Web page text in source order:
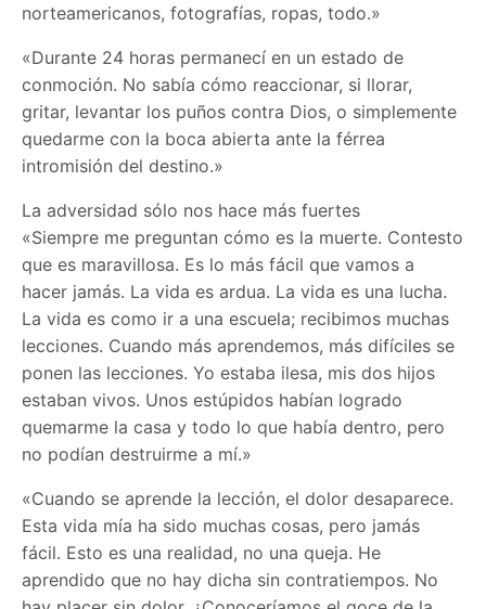
norteamericanos, fotografías, ropas, todo.»
«Durante 24 horas permanecí en un estado de
conmoción. No sabía cómo reaccionar, si llorar,
gritar, levantar los puños contra Dios, o simplemente
quedarme con la boca abierta ante la férrea
intromisión del destino.»
La adversidad sólo nos hace más fuertes
«Siempre me preguntan cómo es la muerte. Contesto
que es maravillosa. Es lo más fácil que vamos a
hacer jamás. La vida es ardua. La vida es una lucha.
La vida es como ir a una escuela; recibimos muchas
lecciones. Cuando más aprendemos, más difíciles se
ponen las lecciones. Yo estaba ilesa, mis dos hijos
estaban vivos. Unos estúpidos habían logrado
quemarme la casa y todo lo que había dentro, pero
no podían destruirme a mí.»
«Cuando se aprende la lección, el dolor desaparece.
Esta vida mía ha sido muchas cosas, pero jamás
fácil. Esto es una realidad, no una queja. He
aprendido que no hay dicha sin contratiempos. No